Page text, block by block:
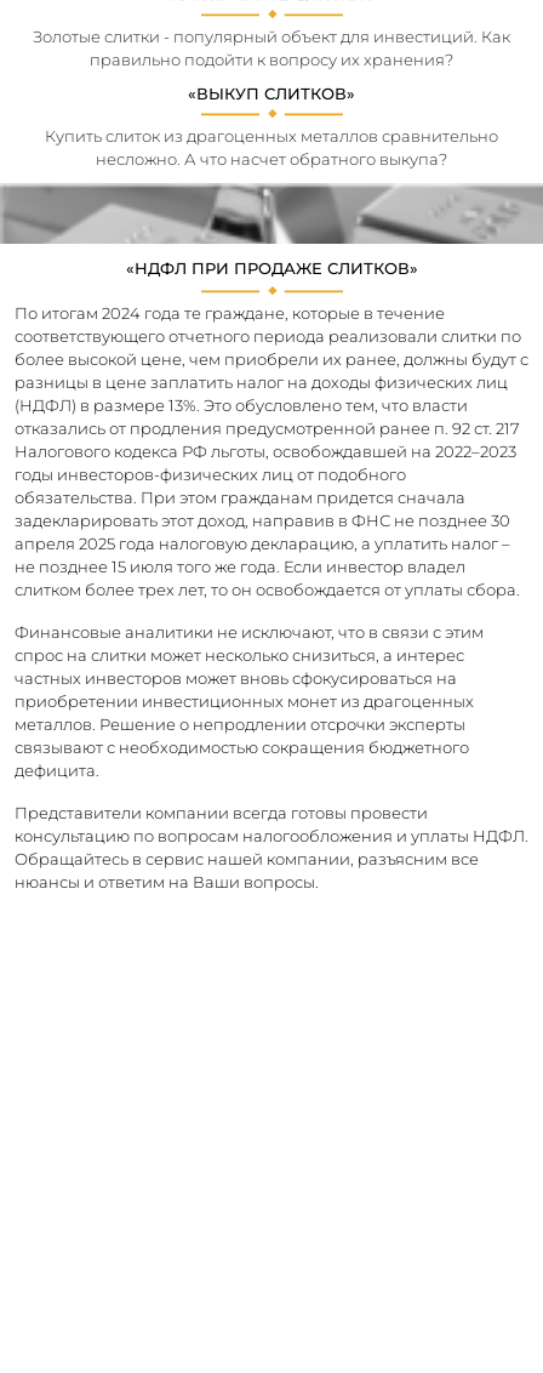
Золотые слитки - популярный объект для инвестиций. Как
правильно подойти к вопросу их хранения?
«ВЫКУП СЛИТКОВ»
Купить слиток из драгоценных металлов сравнительно
несложно. А что насчет обратного выкупа?
«НДФЛ ПРИ ПРОДАЖЕ СЛИТКОВ»
По итогам 2024 года те граждане, которые в течение
соответствующего отчетного периода реализовали слитки по
более высокой цене, чем приобрели их ранее, должны будут с
разницы в цене заплатить налог на доходы физических лиц
(НДФЛ) в размере 13%. Это обусловлено тем, что власти
отказались от продления предусмотренной ранее п. 92 ст. 217
Налогового кодекса РФ льготы, освобождавшей на 2022–2023
годы инвесторов-физических лиц от подобного
обязательства. При этом гражданам придется сначала
задекларировать этот доход, направив в ФНС не позднее 30
апреля 2025 года налоговую декларацию, а уплатить налог –
не позднее 15 июля того же года. Если инвестор владел
слитком более трех лет, то он освобождается от уплаты сбора.
Финансовые аналитики не исключают, что в связи с этим
спрос на слитки может несколько снизиться, а интерес
частных инвесторов может вновь сфокусироваться на
приобретении инвестиционных монет из драгоценных
металлов. Решение о непродлении отсрочки эксперты
связывают с необходимостью сокращения бюджетного
дефицита.
Представители компании всегда готовы провести
консультацию по вопросам налогообложения и уплаты НДФЛ.
Обращайтесь в сервис нашей компании, разъясним все
нюансы и ответим на Ваши вопросы.